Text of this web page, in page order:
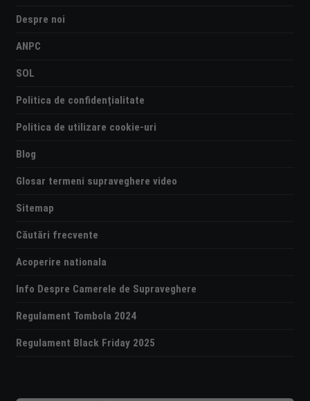
Despre noi
ANPC
SOL
Politica de confidențialitate
Politica de utilizare cookie-uri
Blog
Glosar termeni supraveghere video
Sitemap
Căutări frecvente
Acoperire nationala
Info Despre Camerele de Supraveghere
Regulament Tombola 2024
Regulament Black Friday 2025